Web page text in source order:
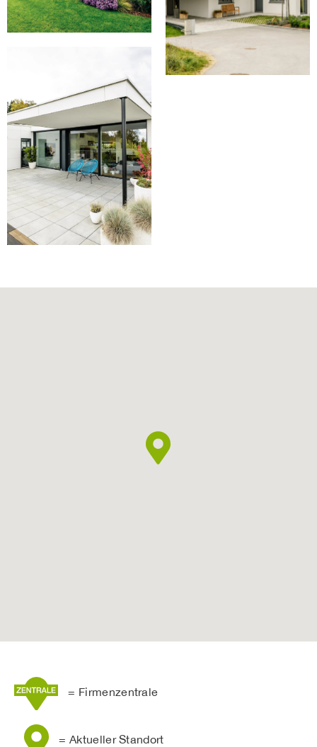
= Firmenzentrale
= Aktueller Standort